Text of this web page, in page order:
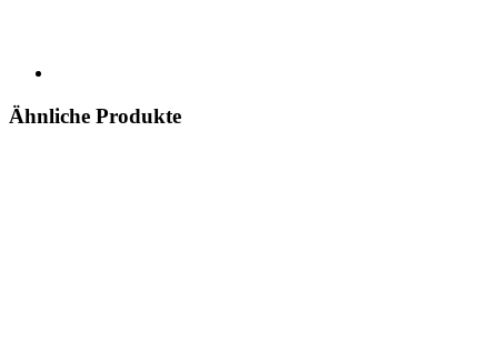
Ähnliche Produkte